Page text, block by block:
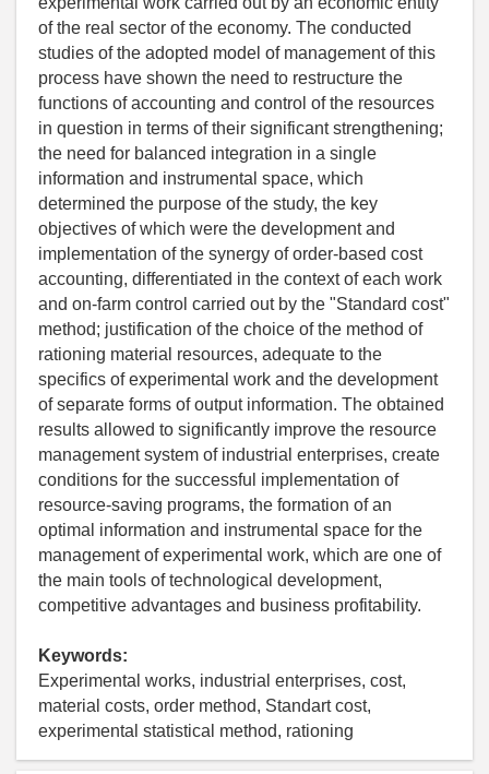
of the real sector of the economy. The conducted
studies of the adopted model of management of this
process have shown the need to restructure the
functions of accounting and control of the resources
in question in terms of their significant strengthening;
the need for balanced integration in a single
information and instrumental space, which
determined the purpose of the study, the key
objectives of which were the development and
implementation of the synergy of order-based cost
accounting, differentiated in the context of each work
and on-farm control carried out by the "Standard cost"
method; justification of the choice of the method of
rationing material resources, adequate to the
specifics of experimental work and the development
of separate forms of output information. The obtained
results allowed to significantly improve the resource
management system of industrial enterprises, create
conditions for the successful implementation of
resource-saving programs, the formation of an
optimal information and instrumental space for the
management of experimental work, which are one of
the main tools of technological development,
competitive advantages and business profitability.
Keywords:
Experimental works, industrial enterprises, cost,
material costs, order method, Standart cost,
experimental statistical method, rationing